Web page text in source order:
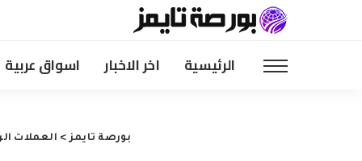
الرئيسية اخر الاخبار اسواق عربية
بورصة تايمز> العملات